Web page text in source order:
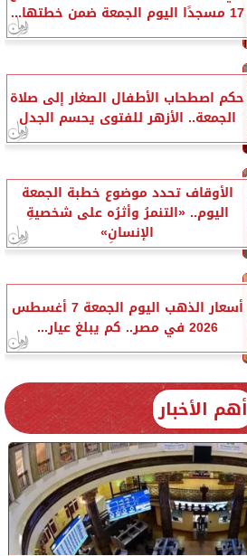
17 مسجدًا اليوم الجمعة ضمن خطتها...
حكم اصطحاب الأطفال الصغار إلى صلاة
الجمعة.. الأزهر للفتوى يحسم الجدل
الأوقاف تحدد موضوع خطبة الجمعة
اليوم.. «التنمرُ وأثرُه على شخصيةِ
الإنسانِ»
أسعار الذهب اليوم الجمعة 7 أغسطس
2026 في مصر.. كم يبلغ عيار...
أهم الأخبار